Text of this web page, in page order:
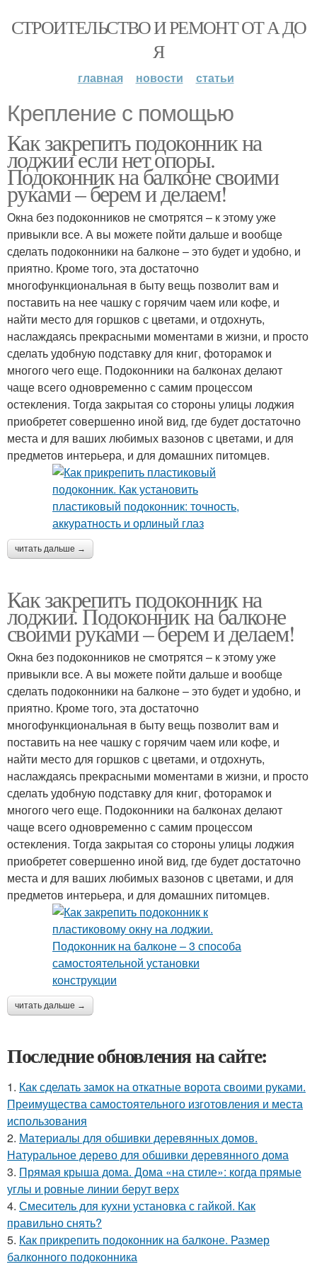
СТРОИТЕЛЬСТВО И РЕМОНТ ОТ А ДО
Я
главная новости статьи
Крепление с помощью
Как закрепить подоконник на
лоджии если нет опоры.
Подоконник на балконе своими
руками – берем и делаем!
Окна без подоконников не смотрятся – к этому уже
привыкли все. А вы можете пойти дальше и вообще
сделать подоконники на балконе – это будет и удобно, и
приятно. Кроме того, эта достаточно
многофункциональная в быту вещь позволит вам и
поставить на нее чашку с горячим чаем или кофе, и
найти место для горшков с цветами, и отдохнуть,
наслаждаясь прекрасными моментами в жизни, и просто
сделать удобную подставку для книг, фоторамок и
многого чего еще. Подоконники на балконах делают
чаще всего одновременно с самим процессом
остекления. Тогда закрытая со стороны улицы лоджия
приобретет совершенно иной вид, где будет достаточно
места и для ваших любимых вазонов с цветами, и для
предметов интерьера, и для домашних питомцев.
читать дальше →
Как закрепить подоконник на
лоджии. Подоконник на балконе
своими руками – берем и делаем!
Окна без подоконников не смотрятся – к этому уже
привыкли все. А вы можете пойти дальше и вообще
сделать подоконники на балконе – это будет и удобно, и
приятно. Кроме того, эта достаточно
многофункциональная в быту вещь позволит вам и
поставить на нее чашку с горячим чаем или кофе, и
найти место для горшков с цветами, и отдохнуть,
наслаждаясь прекрасными моментами в жизни, и просто
сделать удобную подставку для книг, фоторамок и
многого чего еще. Подоконники на балконах делают
чаще всего одновременно с самим процессом
остекления. Тогда закрытая со стороны улицы лоджия
приобретет совершенно иной вид, где будет достаточно
места и для ваших любимых вазонов с цветами, и для
предметов интерьера, и для домашних питомцев.
читать дальше →
Последние обновления на сайте:
1. Как сделать замок на откатные ворота своими руками.
Преимущества самостоятельного изготовления и места
использования
2. Материалы для обшивки деревянных домов.
Натуральное дерево для обшивки деревянного дома
3. Прямая крыша дома. Дома «на стиле»: когда прямые
углы и ровные линии берут верх
4. Смеситель для кухни установка с гайкой. Как
правильно снять?
5. Как прикрепить подоконник на балконе. Размер
балконного подоконника